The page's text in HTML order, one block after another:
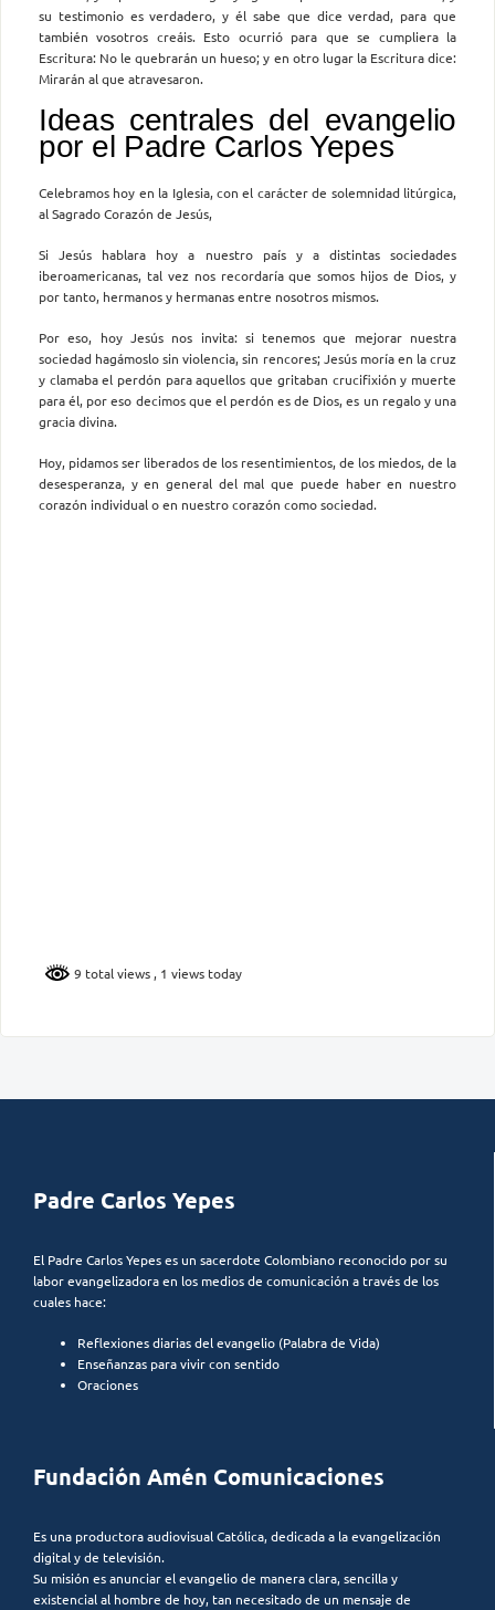
su testimonio es verdadero, y él sabe que dice verdad, para que
también vosotros creáis. Esto ocurrió para que se cumpliera la
Escritura: No le quebrarán un hueso; y en otro lugar la Escritura dice:
Mirarán al que atravesaron.
Ideas centrales del evangelio
por el Padre Carlos Yepes
Celebramos hoy en la Iglesia, con el carácter de solemnidad litúrgica,
al Sagrado Corazón de Jesús,
Si Jesús hablara hoy a nuestro país y a distintas sociedades
iberoamericanas, tal vez nos recordaría que somos hijos de Dios, y
por tanto, hermanos y hermanas entre nosotros mismos.
Por eso, hoy Jesús nos invita: si tenemos que mejorar nuestra
sociedad hagámoslo sin violencia, sin rencores; Jesús moría en la cruz
y clamaba el perdón para aquellos que gritaban crucifixión y muerte
para él, por eso decimos que el perdón es de Dios, es un regalo y una
gracia divina.
Hoy, pidamos ser liberados de los resentimientos, de los miedos, de la
desesperanza, y en general del mal que puede haber en nuestro
corazón individual o en nuestro corazón como sociedad.
9 total views , 1 views today
Padre Carlos Yepes
El Padre Carlos Yepes es un sacerdote Colombiano reconocido por su
labor evangelizadora en los medios de comunicación a través de los
cuales hace:
Reflexiones diarias del evangelio (Palabra de Vida)
Enseñanzas para vivir con sentido
Oraciones
Fundación Amén Comunicaciones
Es una productora audiovisual Católica, dedicada a la evangelización
digital y de televisión.
Su misión es anunciar el evangelio de manera clara, sencilla y
existencial al hombre de hoy, tan necesitado de un mensaje de